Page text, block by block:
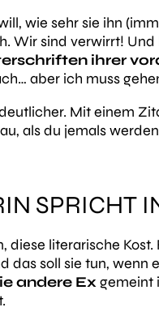
wie sehr sie ihn
Wir sind verwirrt!
ihrer
aber ich muss
Mit einem
als du jemals
SPRICHT
diese literarische
das soll sie tun, wenn
andere Exgemeint